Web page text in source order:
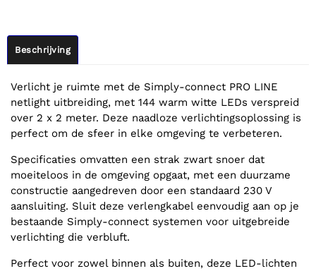
Beschrijving
Verlicht je ruimte met de Simply-connect PRO LINE
netlight uitbreiding, met 144 warm witte LEDs verspreid
over 2 x 2 meter. Deze naadloze verlichtingsoplossing is
perfect om de sfeer in elke omgeving te verbeteren.
Specificaties omvatten een strak zwart snoer dat
moeiteloos in de omgeving opgaat, met een duurzame
constructie aangedreven door een standaard 230 V
aansluiting. Sluit deze verlengkabel eenvoudig aan op je
bestaande Simply-connect systemen voor uitgebreide
verlichting die verbluft.
Perfect voor zowel binnen als buiten, deze LED-lichten